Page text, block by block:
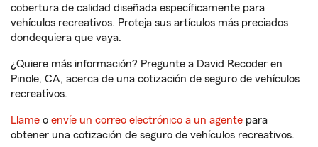
cobertura de calidad diseñada específicamente para
vehículos recreativos. Proteja sus artículos más preciados
dondequiera que vaya.
¿Quiere más información? Pregunte a David Recoder en
Pinole, CA, acerca de una cotización de seguro de vehículos
recreativos.
Llame o envíe un correo electrónico a un agente para
obtener una cotización de seguro de vehículos recreativos.